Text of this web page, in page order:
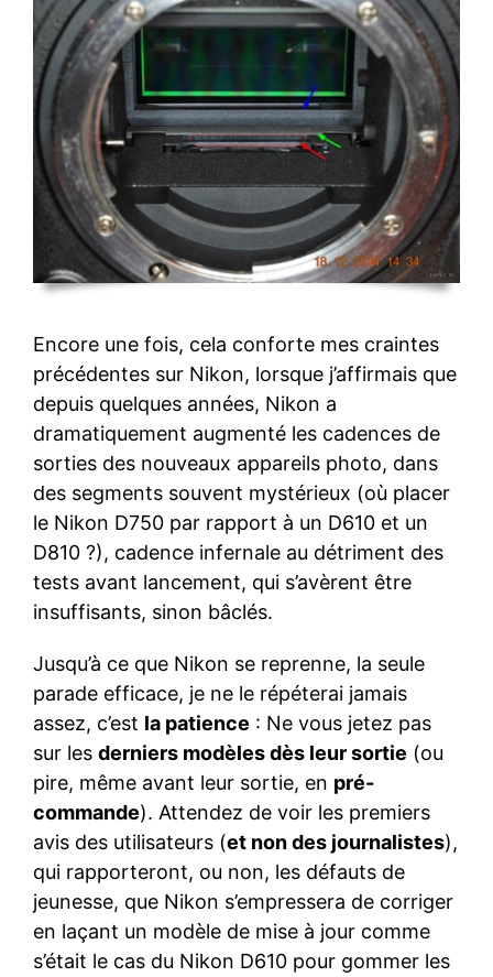
Encore une fois, cela conforte mes craintes
précédentes sur Nikon, lorsque j’affirmais que
depuis quelques années, Nikon a
dramatiquement augmenté les cadences de
sorties des nouveaux appareils photo, dans
des segments souvent mystérieux (où placer
le Nikon D750 par rapport à un D610 et un
D810 ?), cadence infernale au détriment des
tests avant lancement, qui s’avèrent être
insuffisants, sinon bâclés.
Jusqu’à ce que Nikon se reprenne, la seule
parade efficace, je ne le répéterai jamais
assez, c’est la patience : Ne vous jetez pas
sur les derniers modèles dès leur sortie (ou
pire, même avant leur sortie, en pré-
commande). Attendez de voir les premiers
avis des utilisateurs (et non des journalistes),
qui rapporteront, ou non, les défauts de
jeunesse, que Nikon s’empressera de corriger
en laçant un modèle de mise à jour comme
s’était le cas du Nikon D610 pour gommer les